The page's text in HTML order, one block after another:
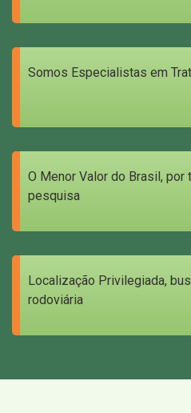
Somos Especialistas em
O Menor Valor do Brasil, por
pesquisa
Localização Privilegiada,
rodoviária